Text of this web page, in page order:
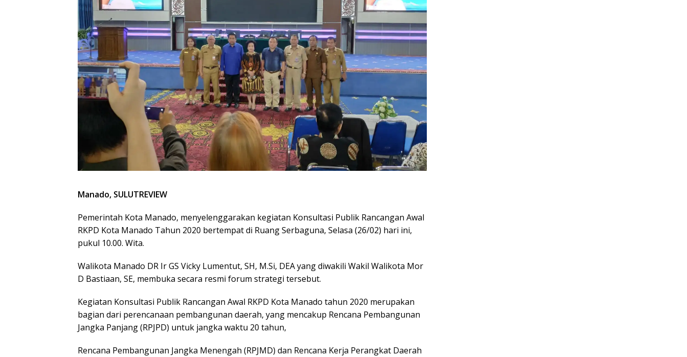
Manado, SULUTREVIEW
Pemerintah Kota Manado, menyelenggarakan kegiatan Konsultasi Publik Rancangan Awal
RKPD Kota Manado Tahun 2020 bertempat di Ruang Serbaguna, Selasa (26/02) hari ini,
pukul 10.00. Wita.
Walikota Manado DR Ir GS Vicky Lumentut, SH, M.Si, DEA yang diwakili Wakil Walikota Mor
D Bastiaan, SE, membuka secara resmi forum strategi tersebut.
Kegiatan Konsultasi Publik Rancangan Awal RKPD Kota Manado tahun 2020 merupakan
bagian dari perencanaan pembangunan daerah, yang mencakup Rencana Pembangunan
Jangka Panjang (RPJPD) untuk jangka waktu 20 tahun,
Rencana Pembangunan Jangka Menengah (RPJMD) dan Rencana Kerja Perangkat Daerah